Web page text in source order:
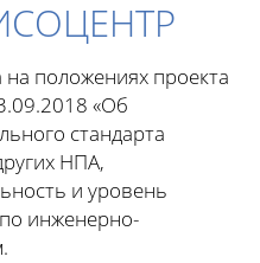
положениях проекта
«Об
стандарта
НПА,
и уровень
инженерно-